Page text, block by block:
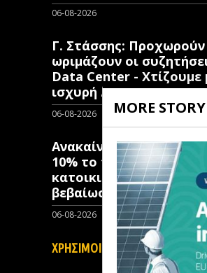
MORE STORY
06-08-2026
Γ. Στάσσης: Προχωρούν
ωριμάζουν οι
Data Center - Χτίζουμε
ισχυρή ΔΕΗ
06-08-2026
Ανακαίνιση Κατοικίας:
10% το ποσοστό των
κατοικιών που έχουν
βεβαίωση ένταξης
06-08-2026
ΧΡΗΣΙΜΟΙ ΣΥΝΔΕΣΜΟΙ